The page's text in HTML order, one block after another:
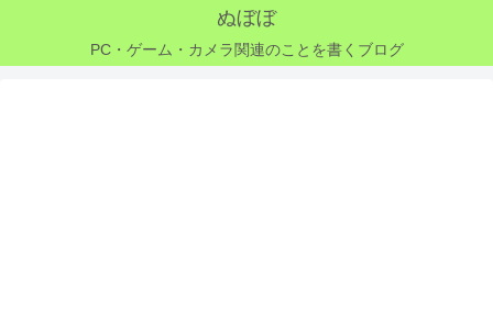
ぬぼぼ
PC・ゲーム・カメラ関連のことを書くブログ